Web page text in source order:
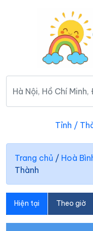
Tỉnh /
Trang chủ / Hoà
Thành
Hiện tại Theo giờ